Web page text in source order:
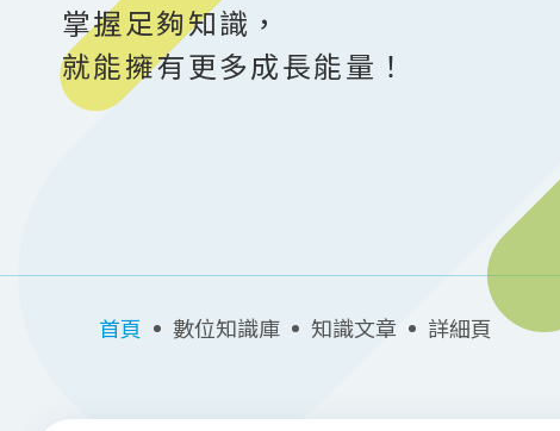
掌握足夠知識，
就能擁有更多成長能量！
首頁 數位知識庫 知識文章 詳細頁